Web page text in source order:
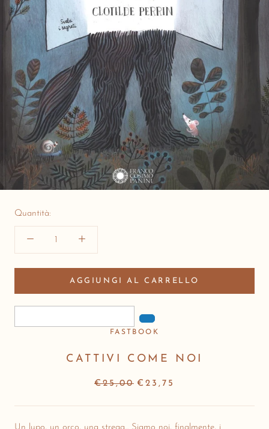
Quantità:
AGGIUNGI AL CARRELLO
FASTBOOK
CATTIVI COME NOI
€25,00 €23,75